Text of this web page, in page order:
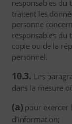
responsables du
traitent les
personne
responsables du
copie ou de la
personnel.
10.3. Les
dans la mesure
(a) pour exercer
d'information;